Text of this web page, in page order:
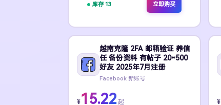
库存 13 立即购买
越南克隆 2FA 邮箱验证 养信
任 备份资料 有帖子 20~500
好友 2025年7月注册
Facebook 新账号
¥15.22起 ¥